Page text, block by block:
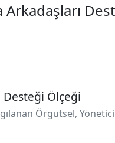
Arkadaşları
Desteği Ölçeği
Örgütsel,